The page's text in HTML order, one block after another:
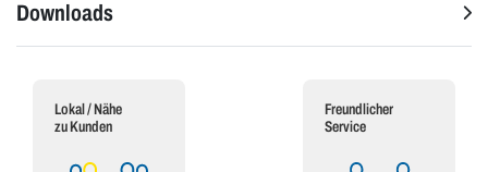
Downloads
Lokal / Nähe
zu Kunden
Freundlicher
Service